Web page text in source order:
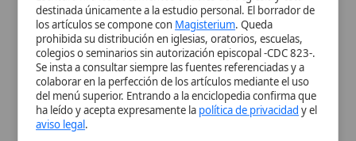
Recepción en la Iglesia
Interpretaciones
Contemporáneas
Conclusión
Aceptar y Entrar